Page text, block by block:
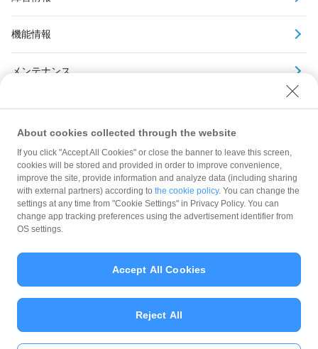
機能情報
メンテナンス
規約
ガイドライン
About cookies collected through the website
If you click "Accept All Cookies" or close the banner to leave this screen,
cookies will be stored and provided in order to improve convenience,
improve the site, provide information and analyze data (including sharing
with external partners) according to the cookie policy. You can change the
settings at any time from "Cookie Settings" in Privacy Policy. You can
change app tracking preferences using the advertisement identifier from
OS settings.
Reject All
Accept All Cookies